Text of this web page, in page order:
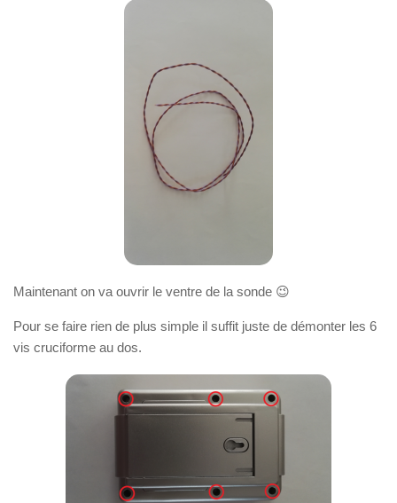
Maintenant on va ouvrir le ventre de la sonde 😉
Pour se faire rien de plus simple il suffit juste de démonter les 6
vis cruciforme au dos.